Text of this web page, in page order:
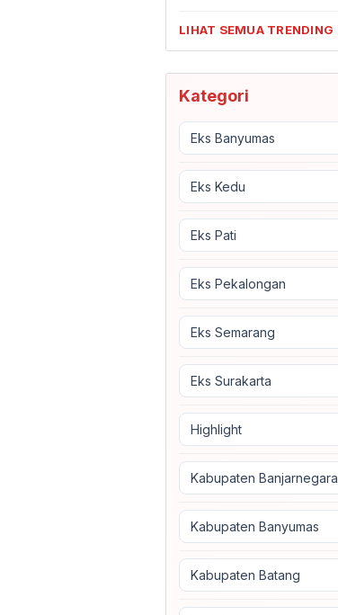
LIHAT SEMUA TRENDING
Kategori
Eks Banyumas
Eks Kedu
Eks Pati
Eks Pekalongan
Eks Semarang
Eks Surakarta
Highlight
Kabupaten Banjarnegara
Kabupaten Banyumas
Kabupaten Batang